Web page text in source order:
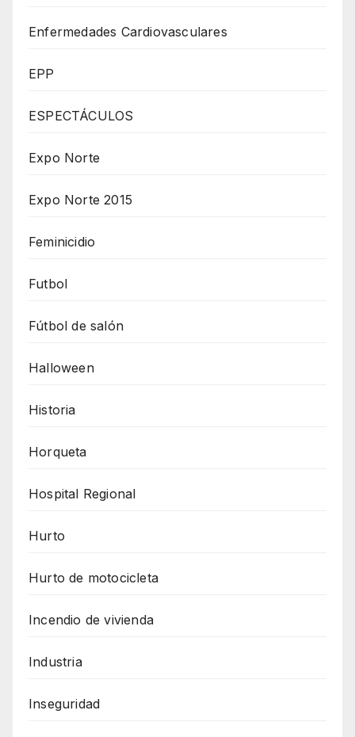
Enfermedades Cardiovasculares
EPP
ESPECTÁCULOS
Expo Norte
Expo Norte 2015
Feminicidio
Futbol
Fútbol de salón
Halloween
Historia
Horqueta
Hospital Regional
Hurto
Hurto de motocicleta
Incendio de vivienda
Industria
Inseguridad